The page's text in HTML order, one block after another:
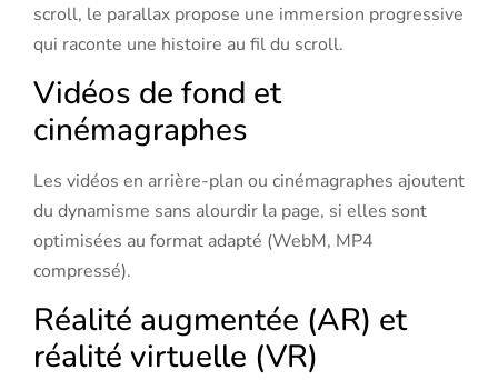
scroll, le parallax propose une immersion progressive
qui raconte une histoire au fil du scroll.
Vidéos de fond et
cinémagraphes
Les vidéos en arrière-plan ou cinémagraphes ajoutent
du dynamisme sans alourdir la page, si elles sont
optimisées au format adapté (WebM, MP4
compressé).
Réalité augmentée (AR) et
réalité virtuelle (VR)